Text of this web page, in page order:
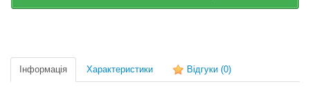
Інформація Характеристики Відгуки (0)